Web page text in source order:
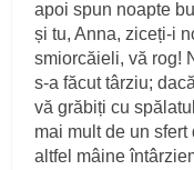
apoi spun noapte
și tu, Anna, ziceți‑i
smiorcăieli, vă rog!
s‑a făcut târziu;
vă grăbiți cu
mai mult de un
altfel mâine